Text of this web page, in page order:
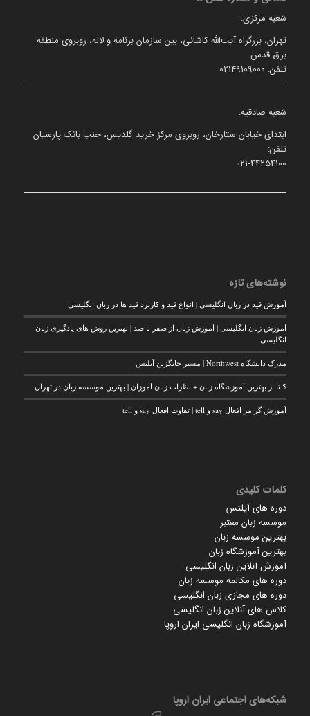
شعبه مرکزی:
تهران، بزرگراه آیت‌الله کاشانی، بین سازمان برنامه و لاله، روبروی منطقه
برق قدس
تلفن: 02149109000
شعبه صادقیه:
ابتدای خیابان ستارخان، روبروی مرکز خرید گلدیس، جنب بانک پارسیان
تلفن:
021-44254100
نوشته‌های تازه
آموزش قید در زبان انگلیسی | انواع قید و کاربرد قید ها در زبان انگلیسی
آموزش زبان انگلیسی | آموزش زبان از صفر تا صد | بهترین روش های یادگیری زبان
انگلیسی
مدرک دانشگاه Northwest | مسیر جایگزین آیلتس
5 تا از بهترین آموزشگاه زبان + نظرات زبان آموزان | بهترین موسسه زبان در تهران
آموزش گرامر افعال say و tell | تفاوت افعال say و tell
کلمات کلیدی
دوره های آیلتس
موسسه زبان معتبر
بهترین موسسه زبان
بهترین آموزشگاه زبان
آموزش آنلاین زبان انگلیسی
دوره های مکالمه موسسه زبان
دوره های مجازی زبان انگلیسی
کلاس های آنلاین زبان انگلیسی
آموزشگاه زبان انگلیسی ایران اروپا
شبکه‌های اجتماعی ایران‌ اروپا